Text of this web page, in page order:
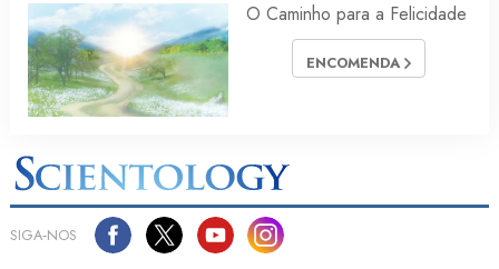
O Caminho para a Felicidade
ENCOMENDA
SIGA‑NOS